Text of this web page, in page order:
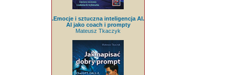
.Emocje i sztuczna inteligencja AI.
AI jako coach i prompty
Mateusz Tkaczyk